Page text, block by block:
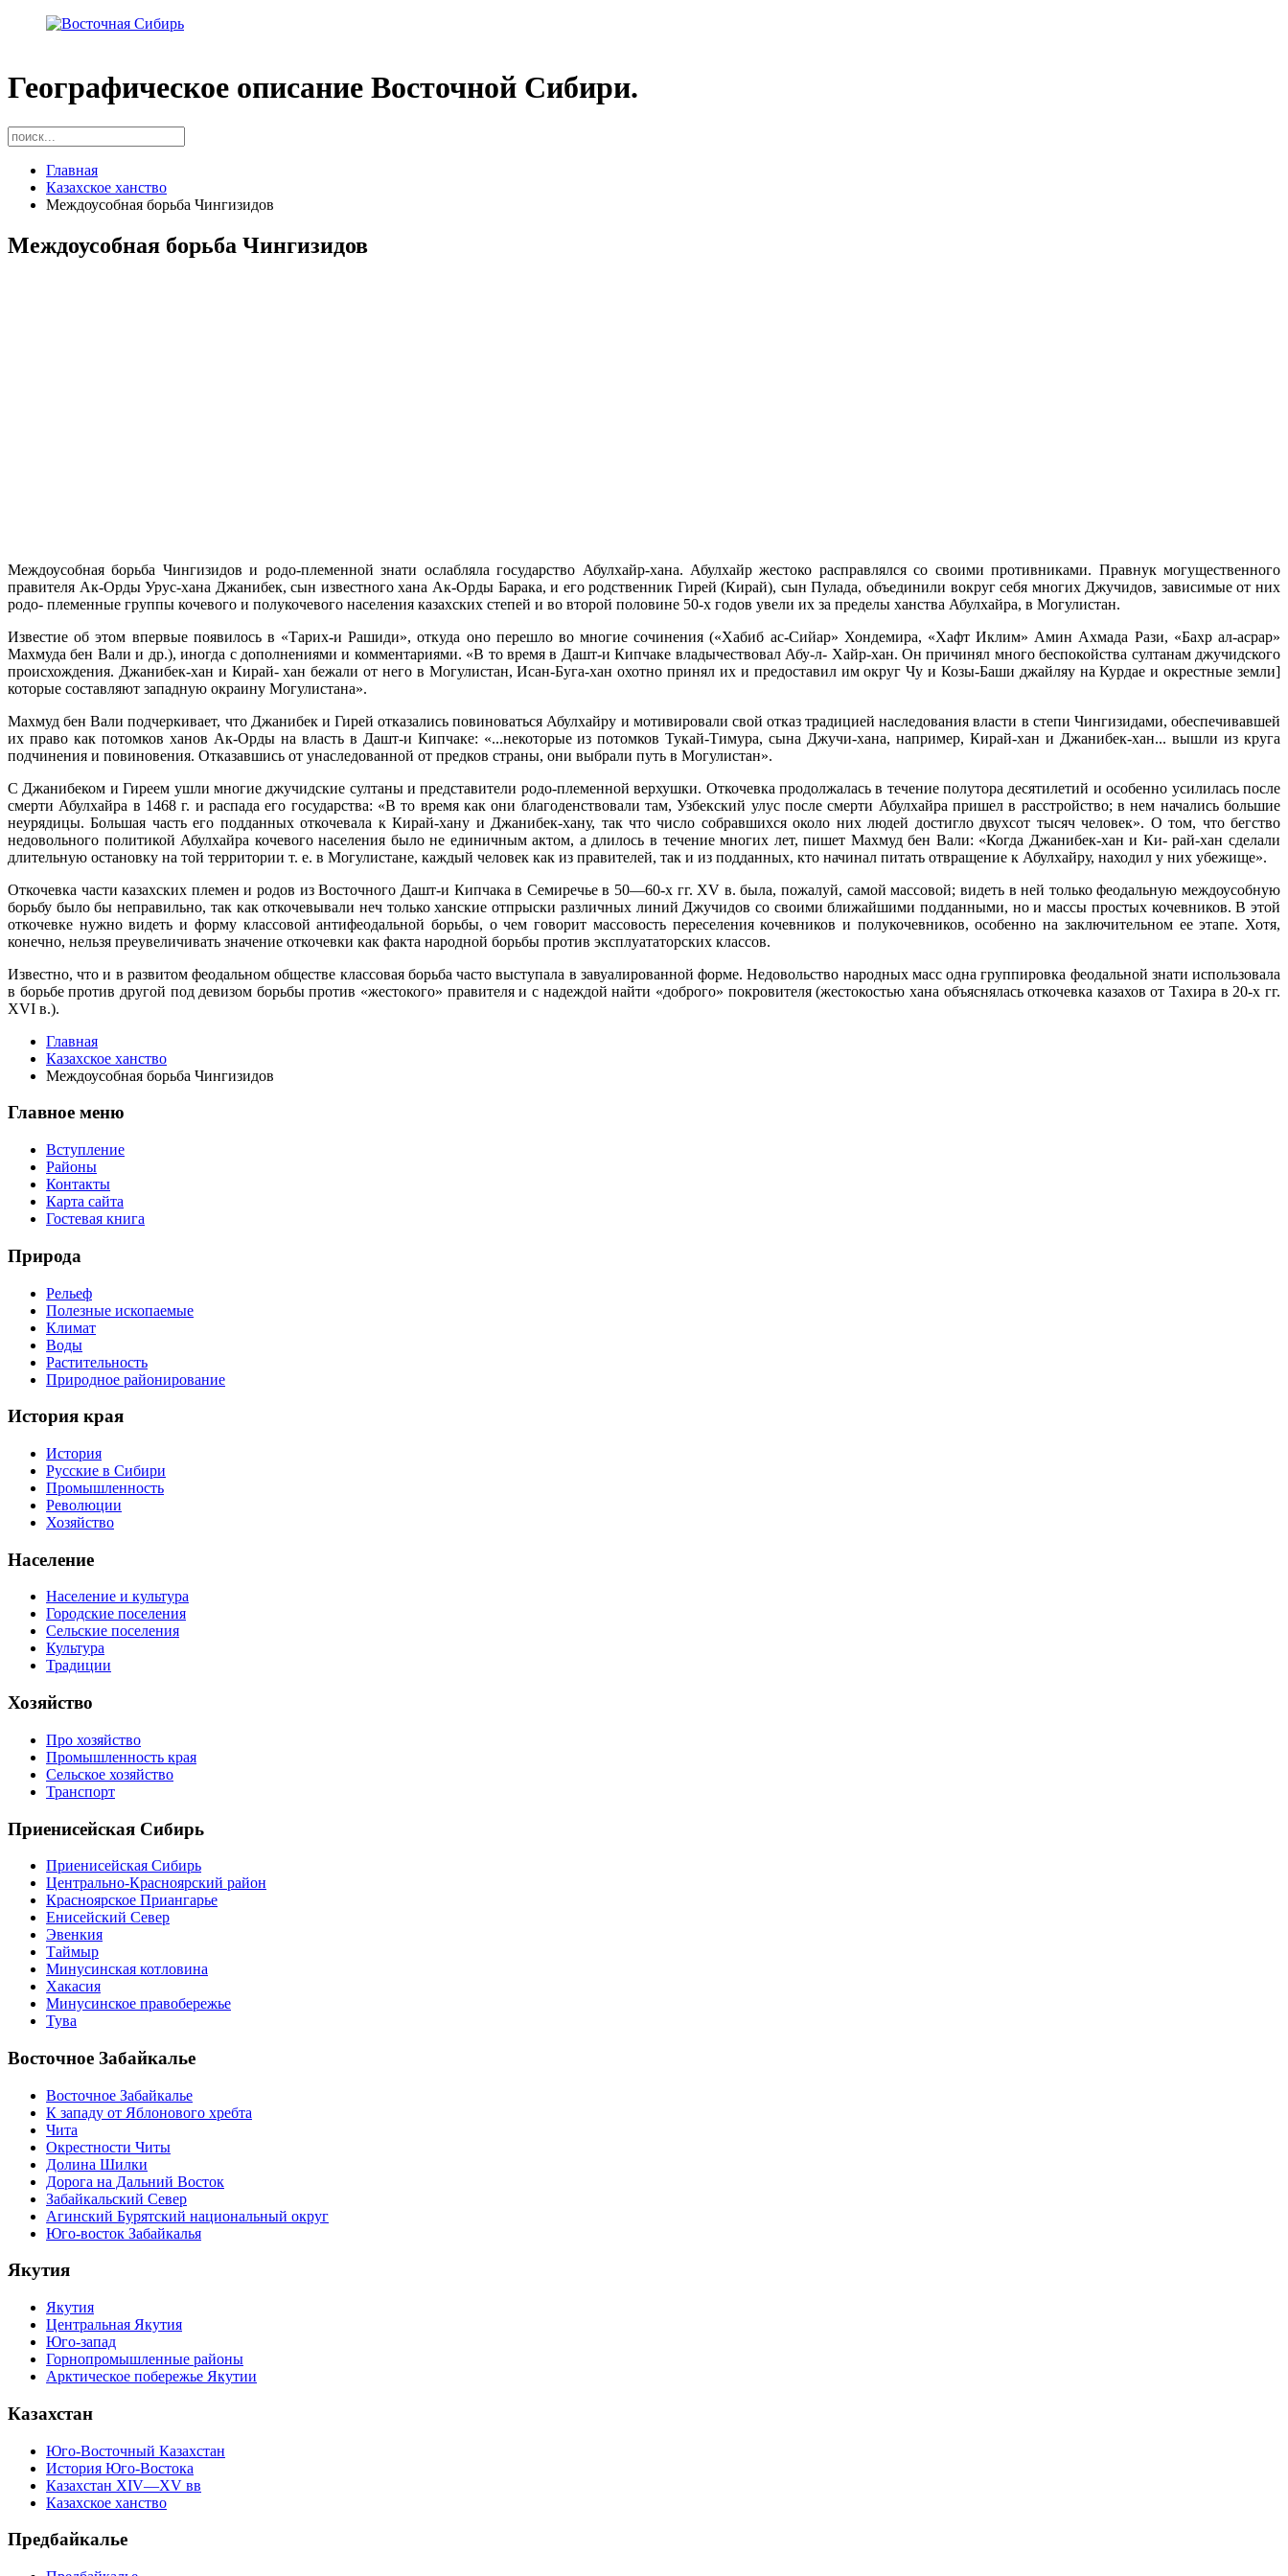
Географическое описание Восточной Сибири.
Главная
Казахское ханство
Междоусобная борьба Чингизидов
Междоусобная борьба Чингизидов
Междоусобная борьба Чингизидов и родо-племенной знати ослабляла государство Абулхайр-хана. Абулхайр жестоко расправлялся со своими противниками. Правнук могущественного
правителя Ак-Орды Урус-хана Джанибек, сын известного хана Ак-Орды Барака, и его родственник Гирей (Кирай), сын Пулада, объединили вокруг себя многих Джучидов, зависимые от них
родо- племенные группы кочевого и полукочевого населения казахских степей и во второй половине 50-х годов увели их за пределы ханства Абулхайра, в Могулистан.
Известие об этом впервые появилось в «Тарих-и Рашиди», откуда оно перешло во многие сочинения («Хабиб ас-Сийар» Хондемира, «Хафт Иклим» Амин Ахмада Рази, «Бахр ал-асрар»
Махмуда бен Вали и др.), иногда с дополнениями и комментариями. «В то время в Дашт-и Кипчаке владычествовал Абу-л- Хайр-хан. Он причинял много беспокойства султанам джучидского
происхождения. Джанибек-хан и Кирай- хан бежали от него в Могулистан, Исан-Буга-хан охотно принял их и предоставил им округ Чу и Козы-Баши джайляу на Курдае и окрестные земли]
которые составляют западную окраину Могулистана».
Махмуд бен Вали подчеркивает, что Джанибек и Гирей отказались повиноваться Абулхайру и мотивировали свой отказ традицией наследования власти в степи Чингизидами, обеспечивавшей
их право как потомков ханов Ак-Орды на власть в Дашт-и Кипчаке: «...некоторые из потомков Тукай-Тимура, сына Джучи-хана, например, Кирай-хан и Джанибек-хан... вышли из круга
подчинения и повиновения. Отказавшись от унаследованной от предков страны, они выбрали путь в Могулистан».
С Джанибеком и Гиреем ушли многие джучидские султаны и представители родо-племенной верхушки. Откочевка продолжалась в течение полутора десятилетий и особенно усилилась после
смерти Абулхайра в 1468 г. и распада его государства: «В то время как они благоденствовали там, Узбекский улус после смерти Абулхайра пришел в расстройство; в нем начались большие
неурядицы. Большая часть его подданных откочевала к Кирай-хану и Джанибек-хану, так что число собравшихся около них людей достигло двухсот тысяч человек». О том, что бегство
недовольного политикой Абулхайра кочевого населения было не единичным актом, а длилось в течение многих лет, пишет Махмуд бен Вали: «Когда Джанибек-хан и Ки- рай-хан сделали
длительную остановку на той территории т. е. в Могулистане, каждый человек как из правителей, так и из подданных, кто начинал питать отвращение к Абулхайру, находил у них убежище».
Откочевка части казахских племен и родов из Восточного Дашт-и Кипчака в Семиречье в 50—60-х гг. XV в. была, пожалуй, самой массовой; видеть в ней только феодальную междоусобную
борьбу было бы неправильно, так как откочевывали неч только ханские отпрыски различных линий Джучидов со своими ближайшими подданными, но и массы простых кочевников. В этой
откочевке нужно видеть и форму классовой антифеодальной борьбы, о чем говорит массовость переселения кочевников и полукочевников, особенно на заключительном ее этапе. Хотя,
конечно, нельзя преувеличивать значение откочевки как факта народной борьбы против эксплуататорских классов.
Известно, что и в развитом феодальном обществе классовая борьба часто выступала в завуалированной форме. Недовольство народных масс одна группировка феодальной знати использовала
в борьбе против другой под девизом борьбы против «жестокого» правителя и с надеждой найти «доброго» покровителя (жестокостью хана объяснялась откочевка казахов от Тахира в 20-х гг.
XVI в.).
Главная
Казахское ханство
Междоусобная борьба Чингизидов
Главное меню
Вступление
Районы
Контакты
Карта сайта
Гостевая книга
Природа
Рельеф
Полезные ископаемые
Климат
Воды
Растительность
Природное районирование
История края
История
Русские в Сибири
Промышленность
Революции
Хозяйство
Население
Население и культура
Городские поселения
Сельские поселения
Культура
Традиции
Хозяйство
Про хозяйство
Промышленность края
Сельское хозяйство
Транспорт
Приенисейская Сибирь
Приенисейская Сибирь
Центрально-Красноярский район
Красноярское Приангарье
Енисейский Север
Эвенкия
Таймыр
Минусинская котловина
Хакасия
Минусинское правобережье
Тува
Восточное Забайкалье
Восточное Забайкалье
К западу от Яблонового хребта
Чита
Окрестности Читы
Долина Шилки
Дорога на Дальний Восток
Забайкальский Север
Агинский Бурятский национальный округ
Юго-восток Забайкалья
Якутия
Якутия
Центральная Якутия
Юго-запад
Горнопромышленные районы
Арктическое побережье Якутии
Казахстан
Юго-Восточный Казахстан
История Юго-Востока
Казахстан XIV—XV вв
Казахское ханство
Предбайкалье